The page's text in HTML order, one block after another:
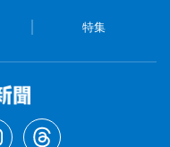
特集